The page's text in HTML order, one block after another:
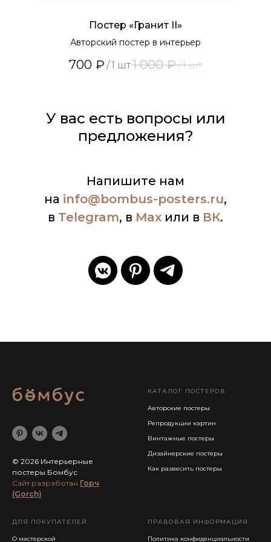
Постер «Гранит II»
Авторский постер в интерьер
700 ₽ /1 шт1 000 ₽/1 шт
У вас есть вопросы или
предложения?
Напишите нам
на info@bombus-posters.ru,
в Telegram, в Max или в ВК.
© 2026 Интерьерные
постеры Бомбус
Cайт разработан Горч
(Gorch)
КАТАЛОГ ПОСТЕРОВ
Авторские постеры
Репродукции картин
Винтажные постеры
Дизайнерские постеры
Как развесить постеры
ДЛЯ ПОКУПАТЕЛЕЙ
О мастерской
ПРАВОВАЯ ИНФОРМАЦИЯ
Политика конфиденциальности